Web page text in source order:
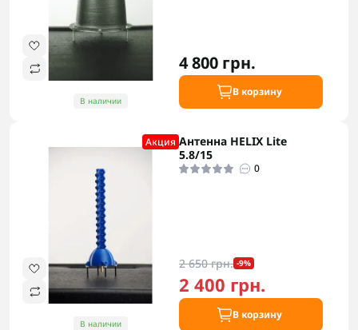
В наличии
4 800 грн.
В корзину
Акция
В наличии
Антенна HELIX Lite
5.8/15
0
2 650 грн. -9%
2 400 грн.
В корзину